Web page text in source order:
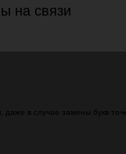
на связи
в случае замены букв